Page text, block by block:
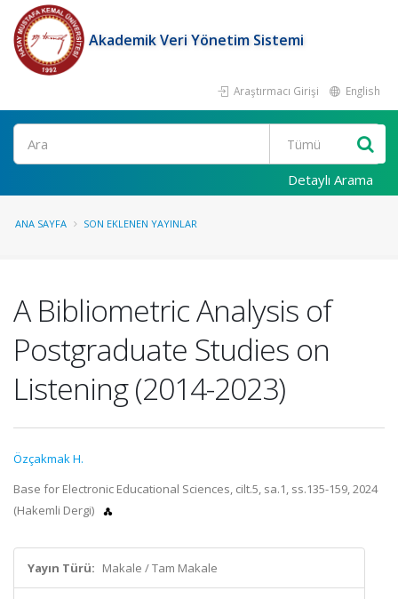
Akademik Veri Yönetim Sistemi
Araştırmacı Girişi English
Ara
Detaylı Arama
ANA SAYFA SON EKLENEN YAYINLAR
A Bibliometric Analysis of
Postgraduate Studies on
Listening (2014-2023)
Özçakmak H.
Base for Electronic Educational Sciences, cilt.5, sa.1, ss.135-159, 2024
(Hakemli Dergi)
Yayın Türü: Makale / Tam Makale